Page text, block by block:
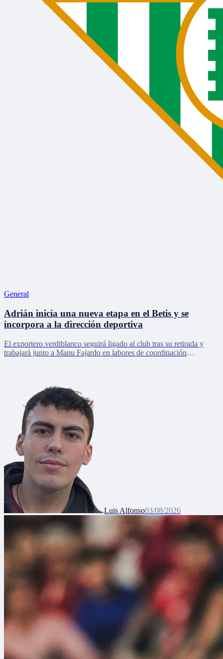
General
Adrián inicia una nueva etapa en el Betis y se
incorpora a la dirección deportiva
El exportero verdiblanco seguirá ligado al club tras su retirada y
trabajará junto a Manu Fajardo en labores de coordinación
Luis Alfonso03/08/2026